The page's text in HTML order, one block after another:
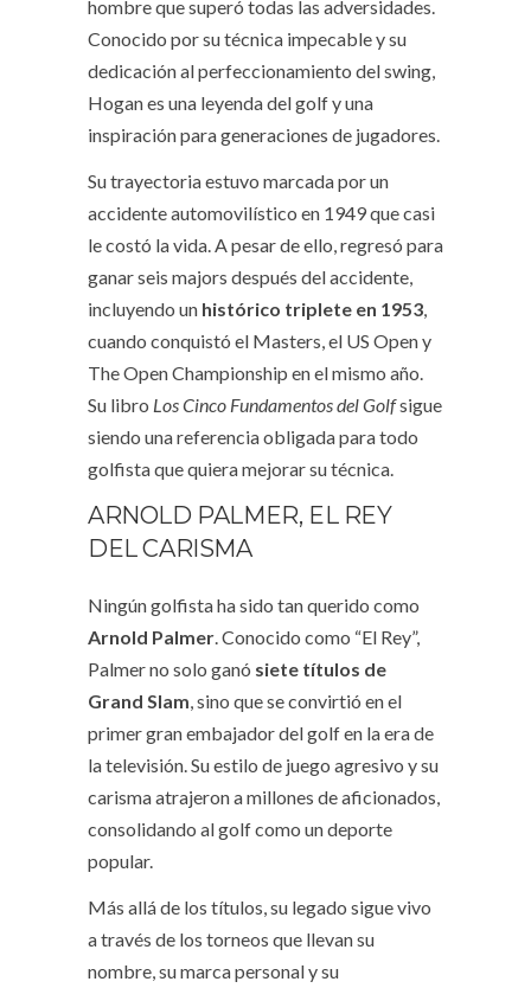
hombre que superó todas las adversidades.
Conocido por su técnica impecable y su
dedicación al perfeccionamiento del swing,
Hogan es una leyenda del golf y una
inspiración para generaciones de jugadores.
Su trayectoria estuvo marcada por un
accidente automovilístico en 1949 que casi
le costó la vida. A pesar de ello, regresó para
ganar seis majors después del accidente,
incluyendo un histórico triplete en 1953,
cuando conquistó el Masters, el US Open y
The Open Championship en el mismo año.
Su libro Los Cinco Fundamentos del Golfsigue
siendo una referencia obligada para todo
golfista que quiera mejorar su técnica.
ARNOLD PALMER, EL REY
DEL CARISMA
Ningún golfista ha sido tan querido como
Arnold Palmer. Conocido como “El Rey”,
Palmer no solo ganó siete títulos de
Grand Slam, sino que se convirtió en el
primer gran embajador del golf en la era de
la televisión. Su estilo de juego agresivo y su
carisma atrajeron a millones de aficionados,
consolidando al golf como un deporte
popular.
Más allá de los títulos, su legado sigue vivo
a través de los torneos que llevan su
nombre, su marca personal y su